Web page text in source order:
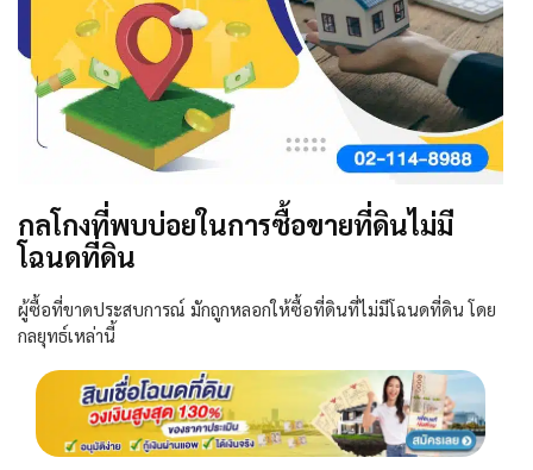
กลโกงที่พบบ่อยในการซื้อขายที่ดินไม่มี
โฉนดที่ดิน
ผู้ซื้อที่ขาดประสบการณ์ มักถูกหลอกให้ซื้อที่ดินที่ไม่มีโฉนดที่ดิน โดย
กลยุทธ์เหล่านี้